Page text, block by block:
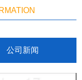
公司新闻